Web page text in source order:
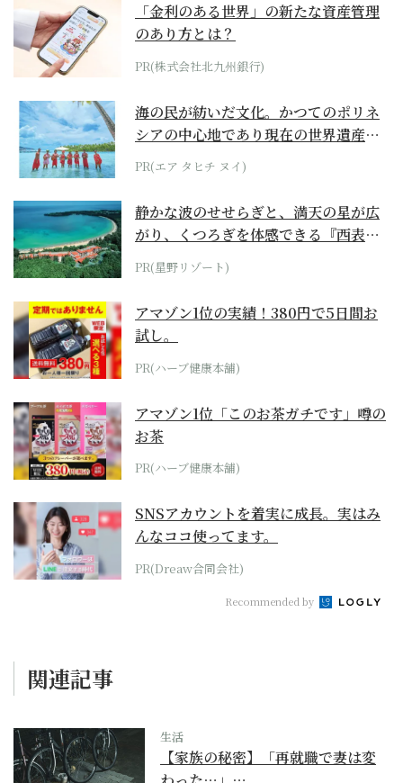
「金利のある世界」の新たな資産管理
のあり方とは？
PR(株式会社北九州銀行)
海の民が紡いだ文化。かつてのポリネ
シアの中心地であり現在の世界遺産か
らみえてくる...
PR(エア タヒチ ヌイ)
静かな波のせせらぎと、満天の星が広
がり、くつろぎを体感できる『西表島
ホテル by...
PR(星野リゾート)
アマゾン1位の実績！380円で5日間お
試し。
PR(ハーブ健康本舗)
アマゾン1位「このお茶ガチです」噂の
お茶
PR(ハーブ健康本舗)
SNSアカウントを着実に成長。実はみ
んなココ使ってます。
PR(Dreaw合同会社)
Recommended by
関連記事
生活
【家族の秘密】「再就職で妻は変